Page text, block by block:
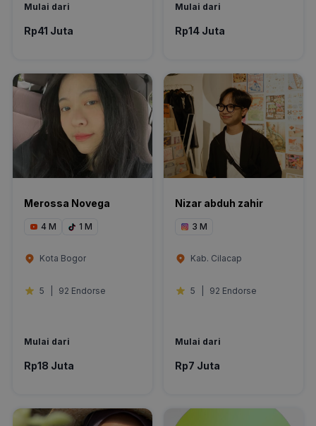
Mulai dari
Rp41 Juta
Mulai dari
Rp14 Juta
Merossa Novega
4 M 1 M
Kota Bogor
5 92 Endorse
Mulai dari
Rp18 Juta
Nizar abduh zahir
3 M
Kab. Cilacap
5 92 Endorse
Mulai dari
Rp7 Juta